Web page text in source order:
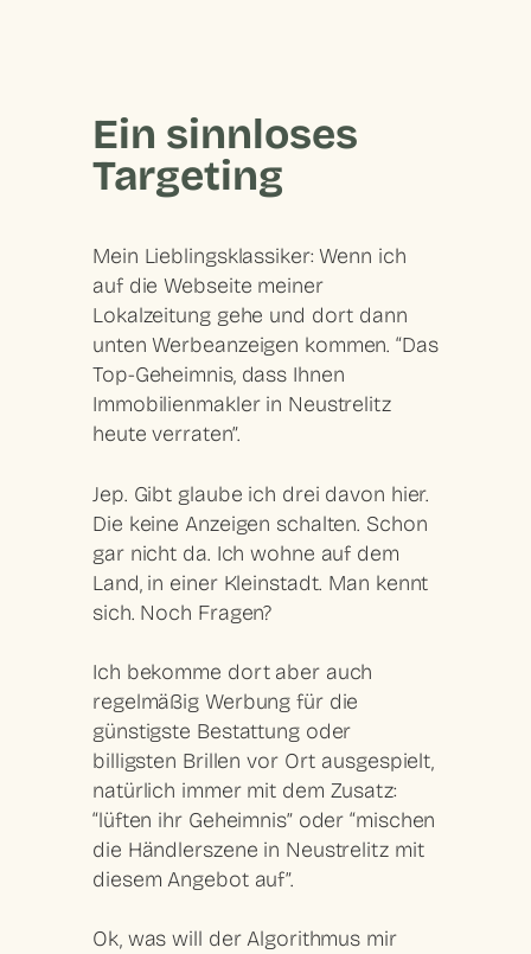
Ein sinnloses
Targeting
Mein Lieblingsklassiker: Wenn ich
auf die Webseite meiner
Lokalzeitung gehe und dort dann
unten Werbeanzeigen kommen. “Das
Top-Geheimnis, dass Ihnen
Immobilienmakler in Neustrelitz
heute verraten”.
Jep. Gibt glaube ich drei davon hier.
Die keine Anzeigen schalten. Schon
gar nicht da. Ich wohne auf dem
Land, in einer Kleinstadt. Man kennt
sich. Noch Fragen?
Ich bekomme dort aber auch
regelmäßig Werbung für die
günstigste Bestattung oder
billigsten Brillen vor Ort ausgespielt,
natürlich immer mit dem Zusatz:
“lüften ihr Geheimnis” oder “mischen
die Händlerszene in Neustrelitz mit
diesem Angebot auf”.
Ok, was will der Algorithmus mir